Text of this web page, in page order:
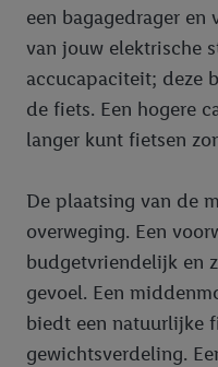
een bagagedrager
van jouw elektrische
accucapaciteit; deze
de fiets. Een hogere
langer kunt fietsen
De plaatsing van de
overweging. Een
budgetvriendelijk en
gevoel. Een
biedt een natuurlijke
gewichtsverdeling.